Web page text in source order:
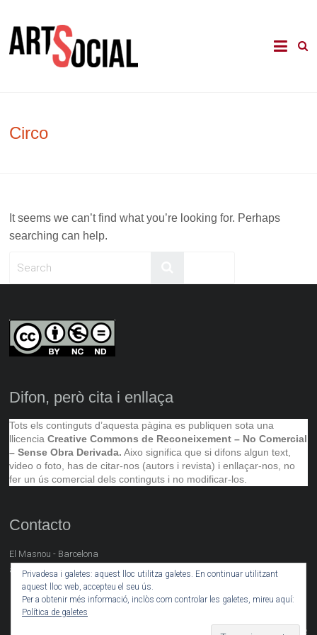
content
comunitari, terapèutic i d'integració
Circo
It seems we can’t find what you’re looking for. Perhaps
searching can help.
Difon, però cita i enllaça
Tots els continguts d’aquesta pàgina es publiquen sota una
llicenciaCreative Commons de Reconeixement – No Comercial
– Sense Obra Derivada. Aixo significa que si difons algun text,
video o foto, has de citar-nos (autors i revista) i enllaçar-nos, no
fer un ús comercial dels continguts i no modificar-los.
Contacto
El Masnou - Barcelona
artsocial@neret.cat
. Theme: Ample
Privadesa i galetes: aquest lloc utilitza galetes. En continuar utilitzant
aquest lloc web, accepteu el seu ús.
Per a obtenir més informació, inclòs com controlar les galetes, mireu aquí:
Política de galetes